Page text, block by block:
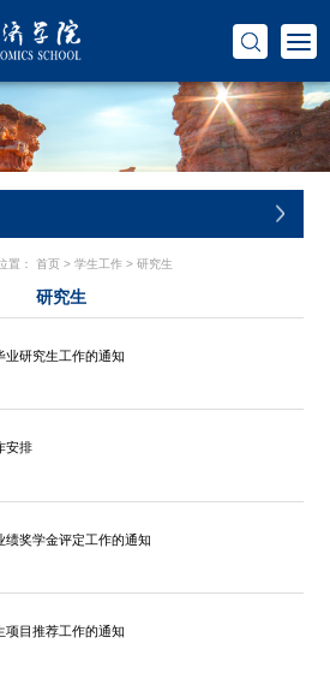
置： 首页> 学生工作> 研究生
研究生
业研究生工作的通知
安排
绩奖学金评定工作的通知
项目推荐工作的通知